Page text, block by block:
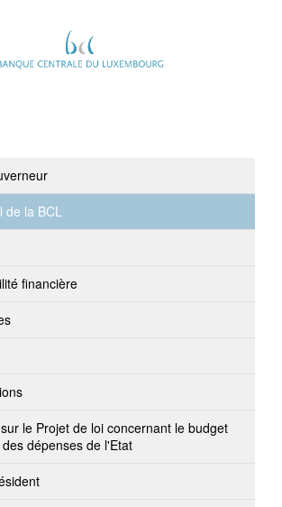
de la BCL
financière
le Projet de loi concernant le budget
dépenses de l'Etat